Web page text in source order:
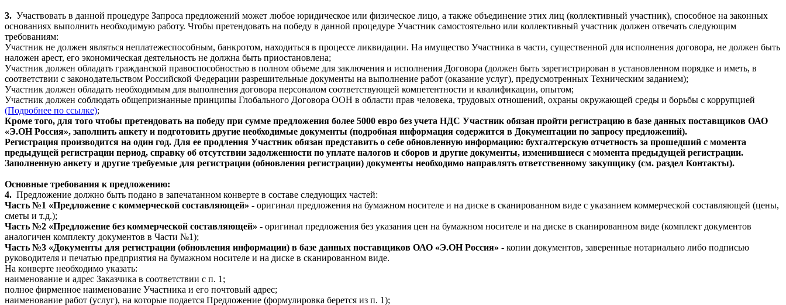
3. Участвовать в данной процедуре Запроса предложений может любое юридическое или физическое лицо, а также объединение этих лиц (коллективный участник), способное на законных
основаниях выполнить необходимую работу. Чтобы претендовать на победу в данной процедуре Участник самостоятельно или коллективный участник должен отвечать следующим
требованиям:
Участник не должен являться неплатежеспособным, банкротом, находиться в процессе ликвидации. На имущество Участника в части, существенной для исполнения договора, не должен быть
наложен арест, его экономическая деятельность не должна быть приостановлена;
Участник должен обладать гражданской правоспособностью в полном объеме для заключения и исполнения Договора (должен быть зарегистрирован в установленном порядке и иметь, в
соответствии с законодательством Российской Федерации разрешительные документы на выполнение работ (оказание услуг), предусмотренных Техническим заданием);
Участник должен обладать необходимым для выполнения договора персоналом соответствующей компетентности и квалификации, опытом;
Участник должен соблюдать общепризнанные принципы Глобального Договора ООН в области прав человека, трудовых отношений, охраны окружающей среды и борьбы с коррупцией
(Подробнее по ссылке);
Кроме того, для того чтобы претендовать на победу при сумме предложения более 5000 евро без учета НДС Участник обязан пройти регистрацию в базе данных поставщиков ОАО
«Э.ОН Россия», заполнить анкету и подготовить другие необходимые документы (подробная информация содержится в Документации по запросу предложений).
Регистрация производится на один год. Для ее продления Участник обязан представить о себе обновленную информацию: бухгалтерскую отчетность за прошедший с момента
предыдущей регистрации период, справку об отсутствии задолженности по уплате налогов и сборов и другие документы, изменившиеся с момента предыдущей регистрации.
Заполненную анкету и другие требуемые для регистрации (обновления регистрации) документы необходимо направлять ответственному закупщику (см. раздел Контакты).
Основные требования к предложению:
4. Предложение должно быть подано в запечатанном конверте в составе следующих частей:
Часть №1 «Предложение с коммерческой составляющей» - оригинал предложения на бумажном носителе и на диске в сканированном виде с указанием коммерческой составляющей (цены,
сметы и т.д.);
Часть №2 «Предложение без коммерческой составляющей» - оригинал предложения без указания цен на бумажном носителе и на диске в сканированном виде (комплект документов
аналогичен комплекту документов в Части №1);
Часть №3 «Документы для регистрации (обновления информации) в базе данных поставщиков ОАО «Э.ОН Россия» - копии документов, заверенные нотариально либо подписью
руководителя и печатью предприятия на бумажном носителе и на диске в сканированном виде.
На конверте необходимо указать:
наименование и адрес Заказчика в соответствии с п. 1;
полное фирменное наименование Участника и его почтовый адрес;
наименование работ (услуг), на которые подается Предложение (формулировка берется из п. 1);